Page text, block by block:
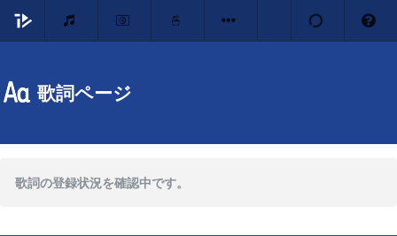
歌詞ページ
歌詞の登録状況を確認中です。